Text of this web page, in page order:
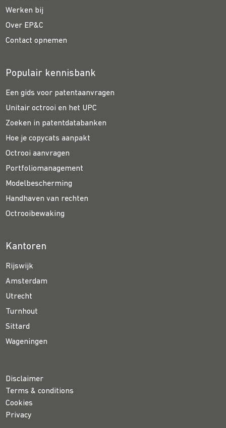
Werken bij
Over EP&C
Contact opnemen
Populair kennisbank
Een gids voor patentaanvragen
Unitair octrooi en het UPC
Zoeken in patentdatabanken
Hoe je copycats aanpakt
Octrooi aanvragen
Portfoliomanagement
Modelbescherming
Handhaven van rechten
Octrooibewaking
Kantoren
Rijswijk
Amsterdam
Utrecht
Turnhout
Sittard
Wageningen
Disclaimer
Terms & conditions
Cookies
Privacy